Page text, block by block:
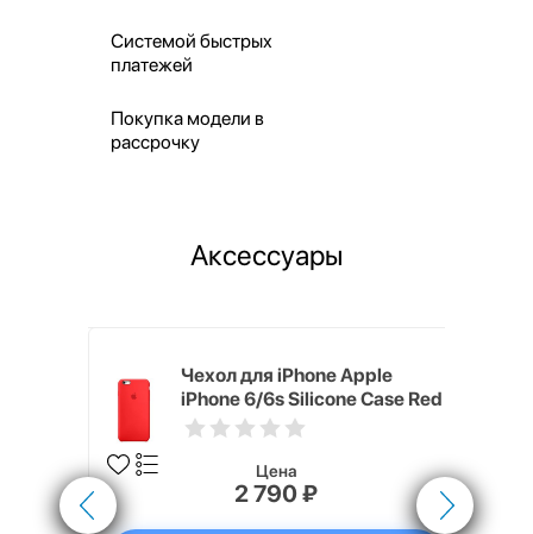
Системой быстрых
платежей
Покупка модели в
рассрочку
Аксессуары
Чехол для iPhone Apple
iPhone 6/6s Silicone Case Red
Цена
2 790 ₽